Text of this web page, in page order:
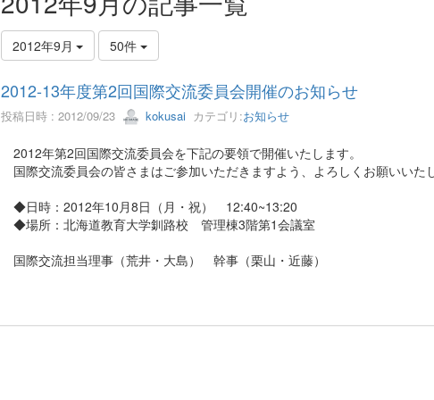
2012年9月 50件
2012-13年度第2回国際交流委員会開催のお知らせ
投稿日時 : 2012/09/23 kokusaiカテゴリ:お知らせ
2012年第2回国際交流委員会を下記の要領で開催いたします。
国際交流委員会の皆さまはご参加いただきますよう、よろしくお願いいた
◆日時：2012年10月8日（月・祝） 12:40~13:20
◆場所：北海道教育大学釧路校 管理棟3階第1会議室
国際交流担当理事（荒井・大島） 幹事（栗山・近藤）